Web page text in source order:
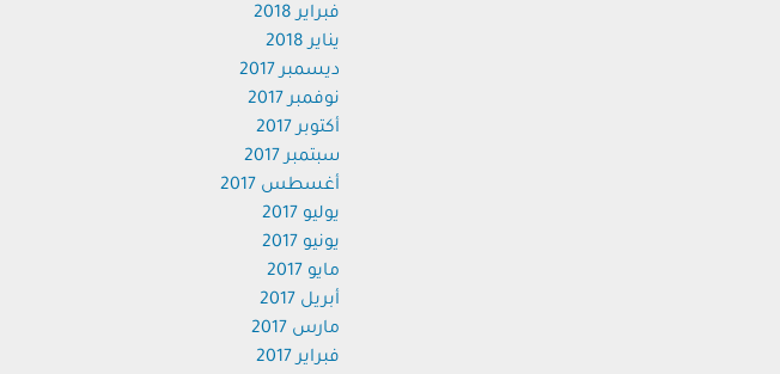
فبراير 2018
يناير 2018
ديسمبر 2017
نوفمبر 2017
أكتوبر 2017
سبتمبر 2017
أغسطس 2017
يوليو 2017
يونيو 2017
مايو 2017
أبريل 2017
مارس 2017
فبراير 2017